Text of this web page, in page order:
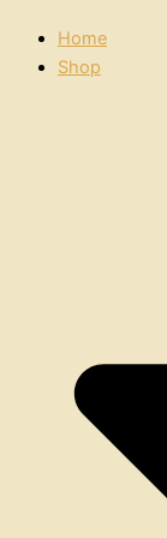
Home
Shop